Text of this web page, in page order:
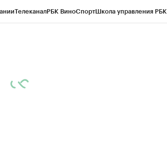
ТелеканалРБК ВиноСпортШкола управления РБК